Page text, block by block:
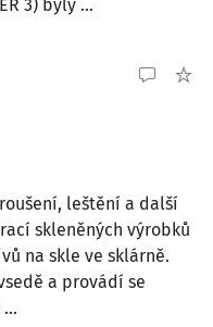
3) byly ...
leštění a další
skleněných výrobků
na skle ve sklárně.
a provádí se